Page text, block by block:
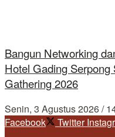
Bangun Networking
Hotel Gading
Gathering 2026
Senin, 3 Agustus 2026 /
Facebook
Twitter